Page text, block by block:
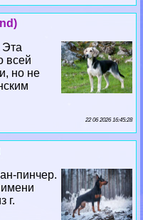
Эта
всей
но не
22 06 2026 16:45:28
пинчер.
г.